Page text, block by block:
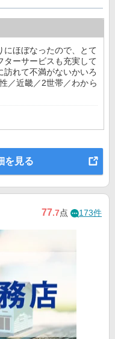
にほぼなったので、とて
ターサービスも充実して
訪れて不満がないかいろ
／近畿／2世帯／わから
を見る
77.7点 173件